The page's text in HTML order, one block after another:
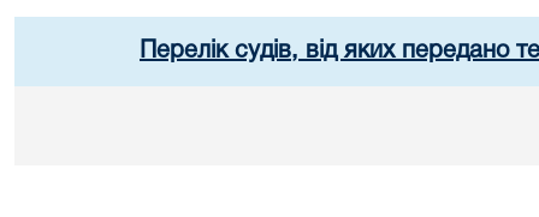
Перелік судів, від яких передано